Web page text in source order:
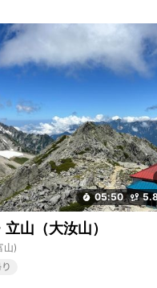
05:50
山（大汝山）
山)